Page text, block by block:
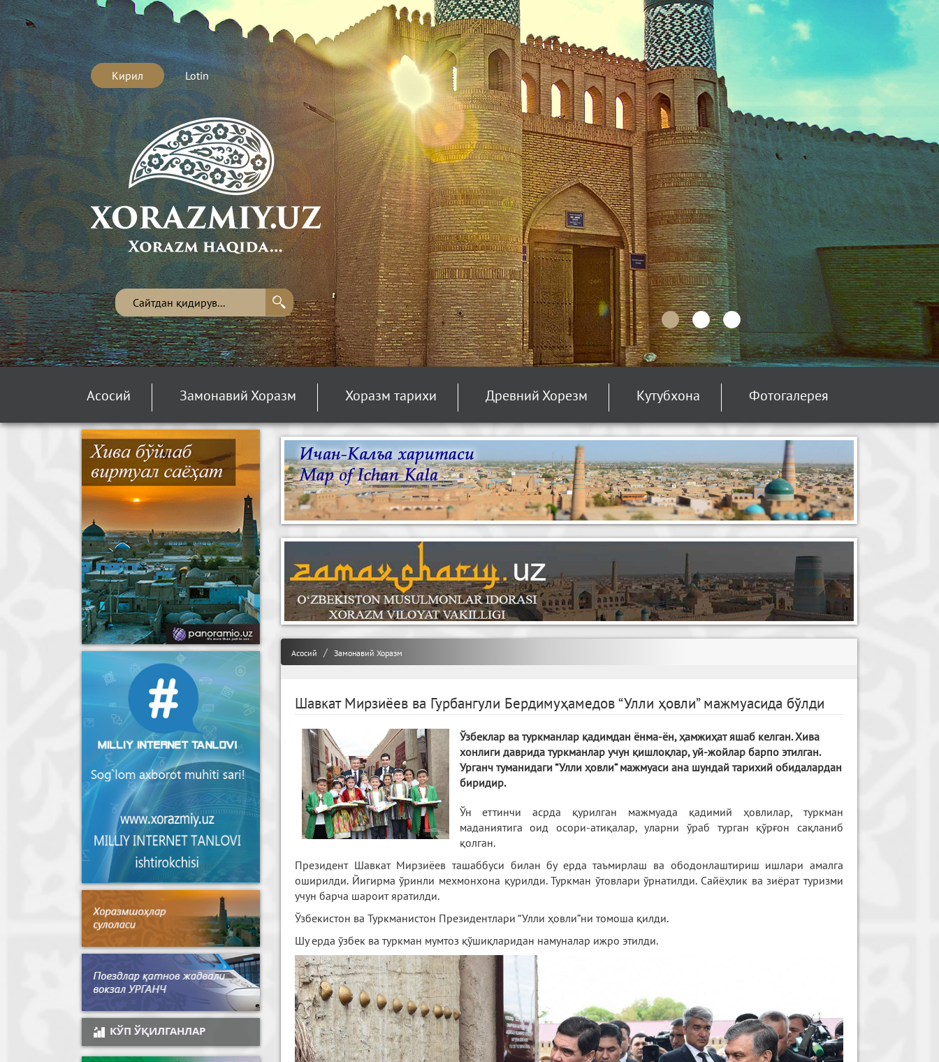
Кирил Lotin
Асосий Замонавий Хоразм Хоразм тарихи Древний Хорезм Кутубхона Фотогалерея
Асосий Замонавий Хоразм
Шавкат Мирзиёев ва Гурбангули Бердимуҳамедов “Улли ҳовли” мажмуасида бўлди
Ўзбеклар ва туркманлар қадимдан ёнма-ён, ҳамжиҳат яшаб келган. Хива
хонлиги даврида туркманлар учун қишлоқлар, уй-жойлар барпо этилган.
Урганч туманидаги “Улли ҳовли” мажмуаси ана шундай тарихий обидалардан
биридир.
Ўн еттинчи асрда қурилган мажмуада қадимий ҳовлилар, туркман
маданиятига оид осори-атиқалар, уларни ўраб турган қўрғон сақланиб
қолган.
Президент Шавкат Мирзиёев ташаббуси билан бу ерда таъмирлаш ва ободонлаштириш ишлари амалга
оширилди. Йигирма ўринли мехмонхона қурилди. Туркман ўтовлари ўрнатилди. Сайёҳлик ва зиёрат туризми
учун барча шароит яратилди.
Ўзбекистон ва Туркманистон Президентлари “Улли ҳовли”ни томоша қилди.
Шу ерда ўзбек ва туркман мумтоз қўшиқларидан намуналар ижро этилди.
КЎП ЎҚИЛГАНЛАР